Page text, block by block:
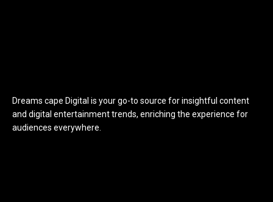
Dreams cape Digital is your go-to source for insightful content
and digital entertainment trends, enriching the experience for
audiences everywhere.